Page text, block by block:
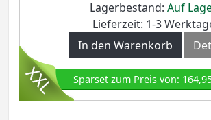
Lagerbestand: Auf
Lieferzeit: 1-3
In den Warenkorb
Sparset zum Preis von: